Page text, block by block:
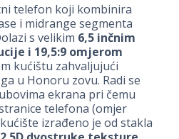
telefon koji kombinira
i midrange segmenta
s velikim 6,5 inčnim
i 19,5:9 omjerom
kućištu zahvaljujući
u Honoru zovu. Radi se
ekrana pri čemu
telefona (omjer
izrađeno je od stakla